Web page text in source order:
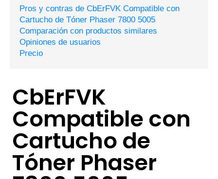
Pros y contras de CbErFVK Compatible con
Cartucho de Tóner Phaser 7800 5005
Comparación con productos similares
Opiniones de usuarios
Precio
CbErFVK
Compatible con
Cartucho de
Tóner Phaser